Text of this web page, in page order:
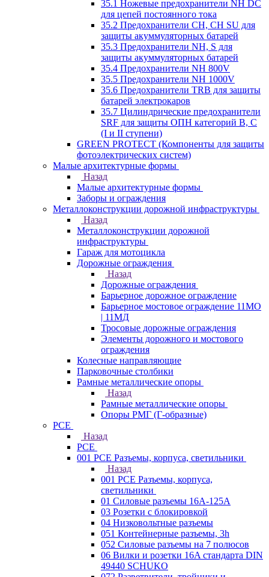
35.1 Ножевые предохранители NH DC
для цепей постоянного тока
35.2 Предохранители CH, CH SU для
защиты акуммуляторных батарей
35.3 Предохранители NH, S для
защиты акуммуляторных батарей
35.4 Предохранители NH 800V
35.5 Предохранители NH 1000V
35.6 Предохранители TRB для защиты
батарей электрокаров
35.7 Цилиндрические предохранители
SRF для защиты ОПН категорий B, C
(I и II ступени)
GREEN PROTECT (Компоненты для защиты
фотоэлектрических систем)
Малые архитектурные формы
Назад
Малые архитектурные формы
Заборы и ограждения
Металлоконструкции дорожной инфраструктуры
Назад
Металлоконструкции дорожной
инфраструктуры
Гараж для мотоцикла
Дорожные ограждения
Назад
Дорожные ограждения
Барьерное дорожное ограждение
Барьерное мостовое ограждение 11МО
| 11МД
Тросовые дорожные ограждения
Элементы дорожного и мостового
ограждения
Колесные направляющие
Парковочные столбики
Рамные металлические опоры
Назад
Рамные металлические опоры
Опоры РМГ (Г-образные)
PCE
Назад
PCE
001 PCE Разъемы, корпуса, светильники
Назад
001 PCE Разъемы, корпуса,
светильники
01 Силовые разъемы 16А-125А
03 Розетки с блокировкой
04 Низковольтные разъемы
051 Контейнерные разъемы, 3h
052 Силовые разъемы на 7 полюсов
06 Вилки и розетки 16A стандарта DIN
49440 SCHUKO